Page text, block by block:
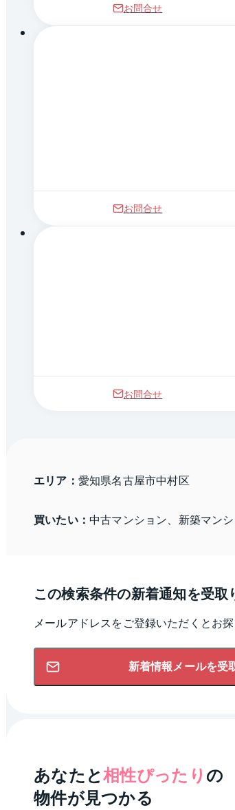
お問合せ
お問合せ
お問合せ
エリア： 愛知県名古屋市中村区
買いたい： 中古マンション、新築マン
この検索条件の新着通知を受取
メールアドレスをご登録いただくとお
新着情報メールを受
あなたと相性ぴったり の
物件が見つかる